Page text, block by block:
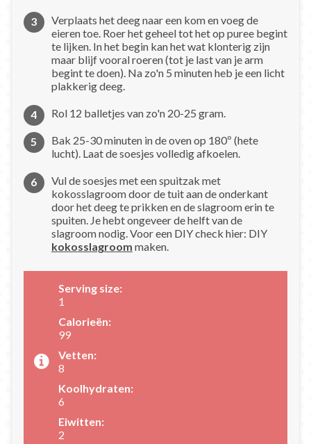
Verplaats het deeg naar een kom en voeg de
eieren toe. Roer het geheel tot het op puree begint
te lijken. In het begin kan het wat klonterig zijn
maar blijf vooral roeren (tot je last van je arm
begint te doen). Na zo'n 5 minuten heb je een licht
plakkerig deeg.
Rol 12 balletjes van zo'n 20-25 gram.
Bak 25-30 minuten in de oven op 180º (hete
lucht). Laat de soesjes volledig afkoelen.
Vul de soesjes met een spuitzak met
kokosslagroom door de tuit aan de onderkant
door het deeg te prikken en de slagroom erin te
spuiten. Je hebt ongeveer de helft van de
slagroom nodig. Voor een DIY check hier: DIY
kokosslagroom maken.
Serving size:
1
Calorieën:
99
Vetten:
8
Koolhydraten:
6
Eiwitten:
2